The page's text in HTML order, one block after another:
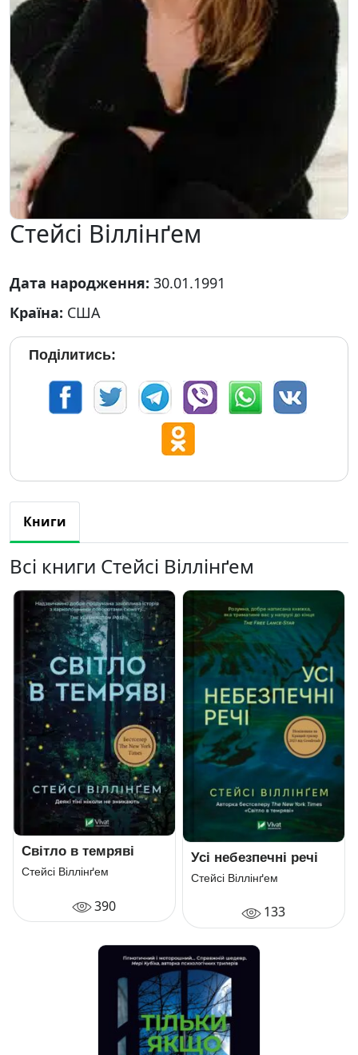
Стейсі Віллінґем
Дата народження: 30.01.1991
Країна: США
Поділитись:
Книги
Всі книги Стейсі Віллінґем
Світло в темряві
Стейсі Віллінґем
390
Усі небезпечні речі
Стейсі Віллінґем
133